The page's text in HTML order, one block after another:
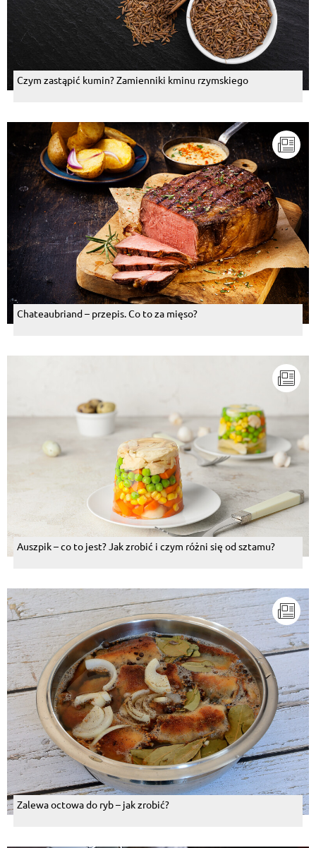
Czym zastąpić kumin? Zamienniki kminu rzymskiego
Chateaubriand – przepis. Co to za mięso?
Auszpik – co to jest? Jak zrobić i czym różni się od sztamu?
Zalewa octowa do ryb – jak zrobić?